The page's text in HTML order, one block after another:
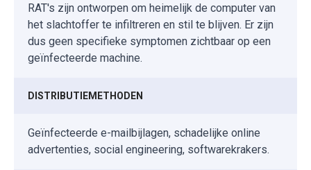
RAT's zijn ontworpen om heimelijk de computer van
het slachtoffer te infiltreren en stil te blijven. Er zijn
dus geen specifieke symptomen zichtbaar op een
geïnfecteerde machine.
DISTRIBUTIEMETHODEN
Geïnfecteerde e-mailbijlagen, schadelijke online
advertenties, social engineering, softwarekrakers.